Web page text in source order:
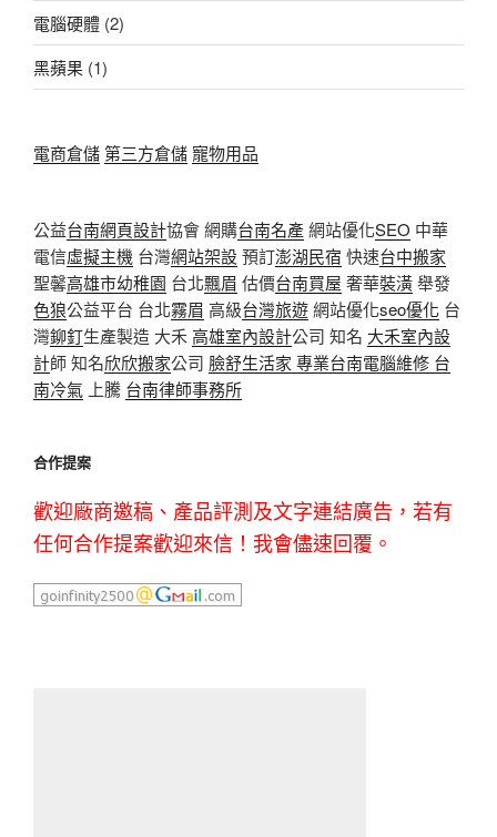
電腦硬體 (2)
黑蘋果 (1)
電商倉儲第三方倉儲寵物用品
公益台南網頁設計協會 網購台南名產網站優化SEO 中華
電信虛擬主機 台灣網站架設預訂澎湖民宿 快速台中搬家
聖馨高雄市幼稚園 台北飄眉 估價台南買屋 奢華裝潢舉發
色狼公益平台 台北霧眉 高級台灣旅遊網站優化seo優化 台
灣鉚釘生產製造 大禾高雄室內設計公司 知名 大禾室內設
計師 知名欣欣搬家公司 臉舒生活家 專業台南電腦維修 台
南冷氣 上騰 台南律師事務所
合作提案
歡迎廠商邀稿、產品評測及文字連結廣告，若有
任何合作提案歡迎來信！我會儘速回覆。